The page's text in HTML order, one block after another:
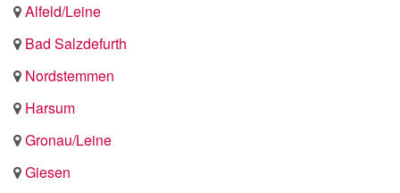
Alfeld/Leine
Bad Salzdefurth
Nordstemmen
Harsum
Gronau/Leine
Giesen